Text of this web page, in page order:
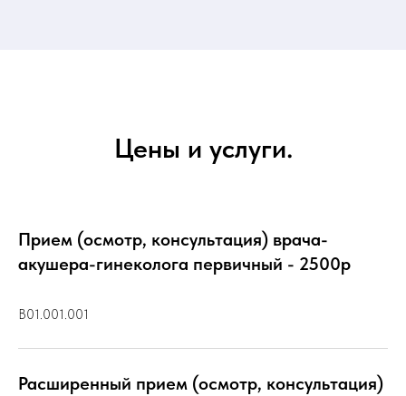
Цены и услуги.
Прием (осмотр, консультация) врача-
акушера-гинеколога первичный - 2500р
B01.001.001
Расширенный прием (осмотр, консультация)